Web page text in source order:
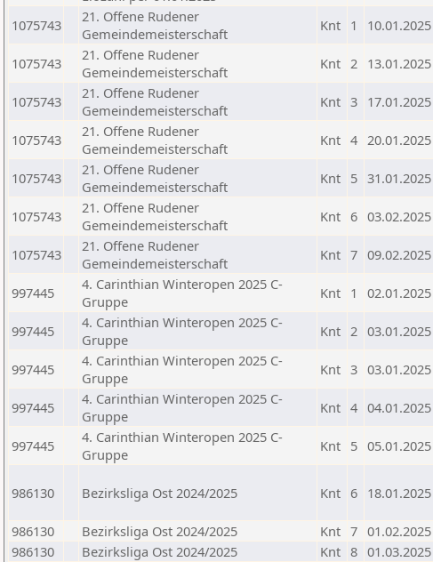
1075743
21. Offene Rudener
Gemeindemeisterschaft
Knt 1 10.01.2025
1075743
21. Offene Rudener
Gemeindemeisterschaft
Knt 2 13.01.2025
1075743
21. Offene Rudener
Gemeindemeisterschaft
Knt 3 17.01.2025
1075743
21. Offene Rudener
Gemeindemeisterschaft
Knt 4 20.01.2025
1075743
21. Offene Rudener
Gemeindemeisterschaft
Knt 5 31.01.2025
1075743
21. Offene Rudener
Gemeindemeisterschaft
Knt 6 03.02.2025
1075743
21. Offene Rudener
Gemeindemeisterschaft
Knt 7 09.02.2025
997445
4. Carinthian Winteropen 2025 C-
Gruppe
Knt 1 02.01.2025
997445
4. Carinthian Winteropen 2025 C-
Gruppe
Knt 2 03.01.2025
997445
4. Carinthian Winteropen 2025 C-
Gruppe
Knt 3 03.01.2025
997445
4. Carinthian Winteropen 2025 C-
Gruppe
Knt 4 04.01.2025
997445
4. Carinthian Winteropen 2025 C-
Gruppe
Knt 5 05.01.2025
986130 Bezirksliga Ost 2024/2025 Knt 6 18.01.2025
986130 Bezirksliga Ost 2024/2025 Knt 7 01.02.2025
986130
Bezirksliga Ost 2024/2025 Knt 8 01.03.2025